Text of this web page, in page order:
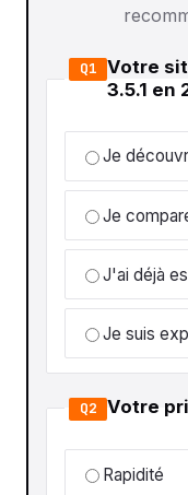
Q1 Votre
3.5.1 en
Je
Je
J'ai déjà
Je suis
Q2 Votre
Rapidité